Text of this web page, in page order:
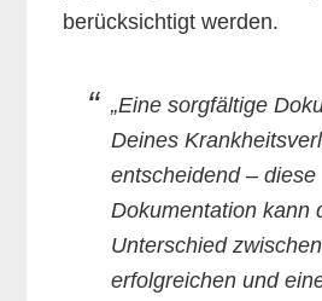
berücksichtigt werden.
„Eine sorgfältige
Deines
entscheidend – diese
Dokumentation kann
Unterschied
erfolgreichen und